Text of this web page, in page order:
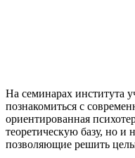
На семинарах института
познакомиться с
ориентированная
теоретическую базу, но и
позволяющие решить